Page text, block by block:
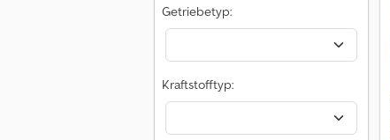
Getriebetyp:
Kraftstofftyp: